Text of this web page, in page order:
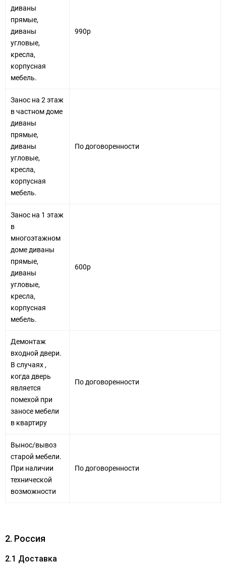
диваны
прямые,
диваны
угловые,
кресла,
корпусная
мебель.
990р
Занос на 2 этаж
в частном доме
диваны
прямые,
диваны
угловые,
кресла,
корпусная
мебель.
По договоренности
Занос на 1 этаж
в
многоэтажном
доме диваны
прямые,
диваны
угловые,
кресла,
корпусная
мебель.
600р
Демонтаж
входной двери.
В случаях ,
когда дверь
является
помехой при
заносе мебели
в квартиру
По договоренности
Вынос/вывоз
старой мебели.
При наличии
технической
возможности
По договоренности
2. Россия
2.1 Доставка